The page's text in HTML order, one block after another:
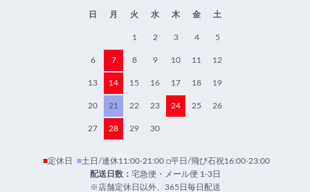
日 月 火 水 木 金 土
1 2 3 4 5
6 7 8 9 10 11 12
13 14 15 16 17 18 19
20 21 22 23 24 25 26
27 28 29 30
■定休日 ■土日/連休11:00-21:00 □平日/飛び石祝16:00-23:00
配送日数： 宅急便・メール便 1-3日
※店舗定休日以外、365日毎日配送